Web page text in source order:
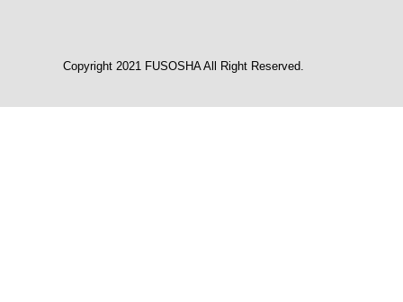
Copyright 2021 FUSOSHA All Right Reserved.